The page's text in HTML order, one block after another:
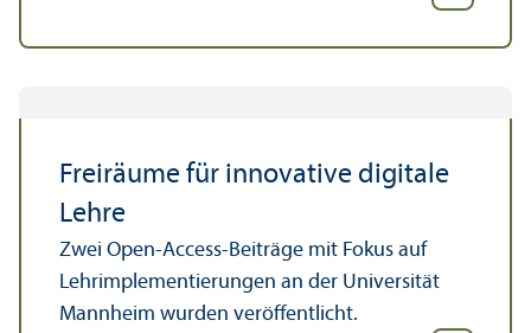
Freiräume für innovative digitale
Lehre
Zwei Open-Access-Beiträge mit Fokus auf
Lehr­implementierungen an der Universität
Mannheim wurden veröffentlicht.